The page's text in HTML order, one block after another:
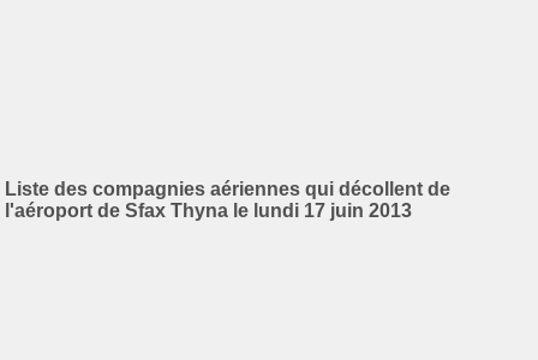
Liste des compagnies aériennes qui décollent de
l'aéroport de Sfax Thyna le lundi 17 juin 2013